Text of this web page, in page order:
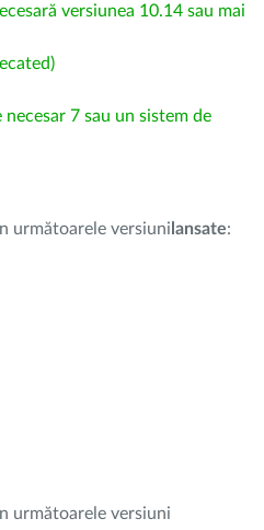
versiunea 10.14 sau mai
7 sau un sistem de
următoarele versiuni lansate:
următoarele versiuni